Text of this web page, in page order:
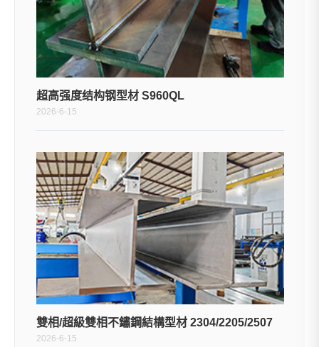
超高强度结构钢型材 S960QL
2026-6-15
雙相/超級雙相不鏽鋼結構型材 2304/2205/2507
2026-6-15